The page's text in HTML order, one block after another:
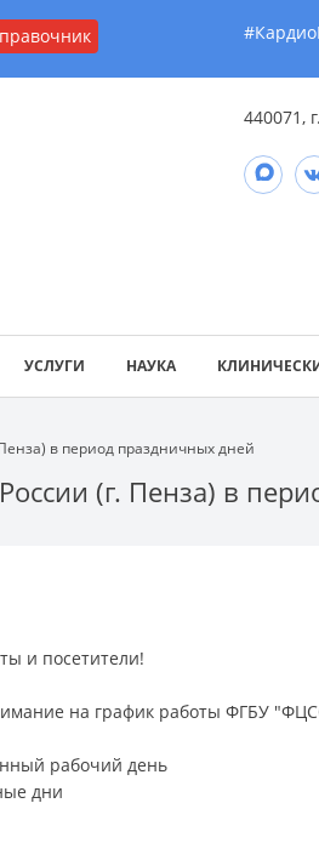
440071,
УСЛУГИ НАУКА
в период праздничных дней
(г. Пенза) в
и посетители!
на график работы ФГБУ
рабочий день
дни